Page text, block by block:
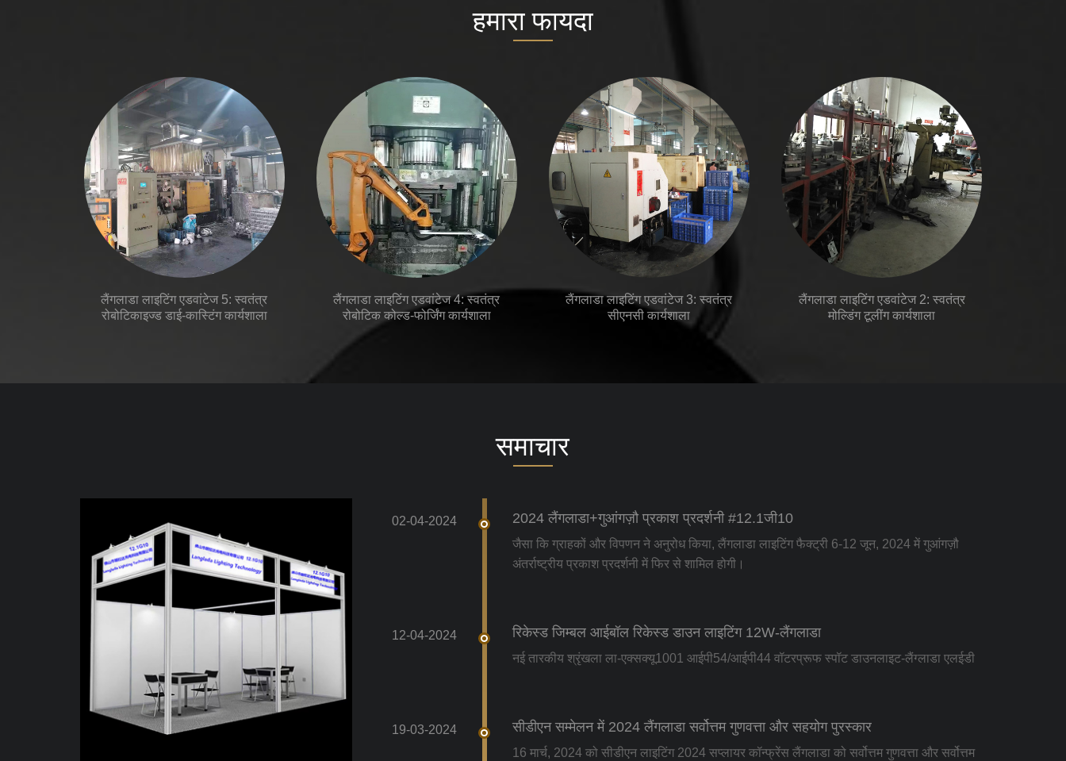
हमारा फायदा
लैंगलाडा लाइटिंग एडवांटेज 5: स्वतंत्र
रोबोटिकाइज्ड डाई-कास्टिंग कार्यशाला
लैंगलाडा लाइटिंग एडवांटेज 4: स्वतंत्र
रोबोटिक कोल्ड-फोर्जिंग कार्यशाला
लैंगलाडा लाइटिंग एडवांटेज 3: स्वतंत्र
सीएनसी कार्यशाला
लैंगलाडा लाइटिंग एडवांटेज 2: स्वतंत्र
मोल्डिंग टूलींग कार्यशाला
समाचार
02-04-2024 2024 लैंगलाडा+गुआंगज़ौ प्रकाश प्रदर्शनी #12.1जी10
जैसा कि ग्राहकों और विपणन ने अनुरोध किया, लैंगलाडा लाइटिंग फैक्ट्री 6-12 जून, 2024 में गुआंगज़ौ
अंतर्राष्ट्रीय प्रकाश प्रदर्शनी में फिर से शामिल होगी।
12-04-2024 रिकेस्ड जिम्बल आईबॉल रिकेस्ड डाउन लाइटिंग 12W-लैंगलाडा
नई तारकीय श्रृंखला ला-एक्सक्यू1001 आईपी54/आईपी44 वॉटरप्रूफ स्पॉट डाउनलाइट-लैंग्लाडा एलईडी
19-03-2024 सीडीएन सम्मेलन में 2024 लैंगलाडा सर्वोत्तम गुणवत्ता और सहयोग पुरस्कार
16 मार्च, 2024 को सीडीएन लाइटिंग 2024 सप्लायर कॉन्फ्रेंस लैंगलाडा को सर्वोत्तम गुणवत्ता और सर्वोत्तम